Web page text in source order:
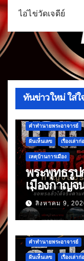
ไอ่ไข่วัดเจดีย์
ทันข่าวใหม่ ใส่ใ
คำทำนายพระอาจารย์
ฝันเห็นเลข เรื่องเล่าก่
เหตุบ้านการเมือง
พระพุทธรูป
เมืองกาญจ
ที่จมหายกล
ต่อกันมา
สิงหาคม 9,
คำทำนายพระอาจารย์
ฝันเห็นเลข เรื่องเล่าก่